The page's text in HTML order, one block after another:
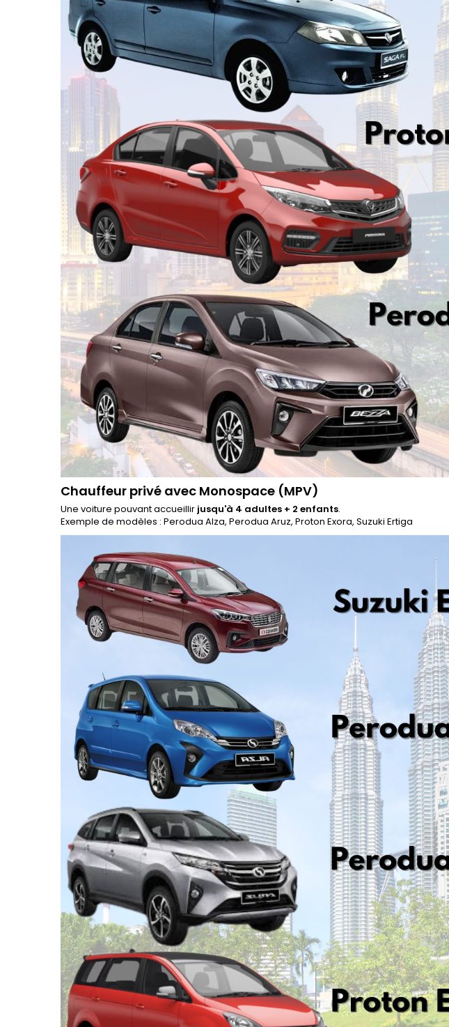
Chauffeur privé avec Monospace (MPV)
Une voiture pouvant accueillir jusqu'à 4 adultes + 2 enfants.
Exemple de modèles : Perodua Alza, Perodua Aruz, Proton Exora, Suzuki Ertiga